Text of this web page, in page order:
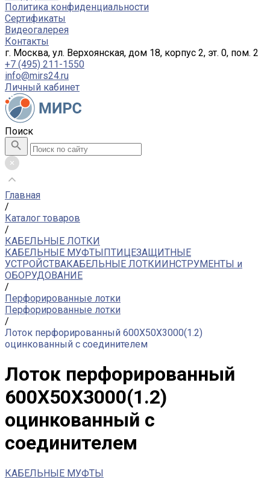
Политика конфиденциальности
Сертификаты
Видеогалерея
Контакты
г. Москва, ул. Верхоянская, дом 18, корпус 2, эт. 0, пом. 2
+7 (495) 211-1550
info@mirs24.ru
Личный кабинет
Поиск
Главная
/
Каталог товаров
/
КАБЕЛЬНЫЕ ЛОТКИ
КАБЕЛЬНЫЕ МУФТЫПТИЦЕЗАЩИТНЫЕ
УСТРОЙСТВАКАБЕЛЬНЫЕ ЛОТКИИНСТРУМЕНТЫ и
ОБОРУДОВАНИЕ
/
Перфорированные лотки
Перфорированные лотки
/
Лоток перфорированный 600Х50Х3000(1.2)
оцинкованный с соединителем
Лоток перфорированный
600Х50Х3000(1.2)
оцинкованный с
соединителем
КАБЕЛЬНЫЕ МУФТЫ